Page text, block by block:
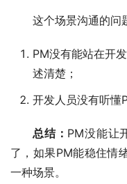
这个场景沟通的问
PM没有能站在开
述清楚；
开发人员没有听懂
总结： PM没能让
了，如果PM能稳住情
一种场景。